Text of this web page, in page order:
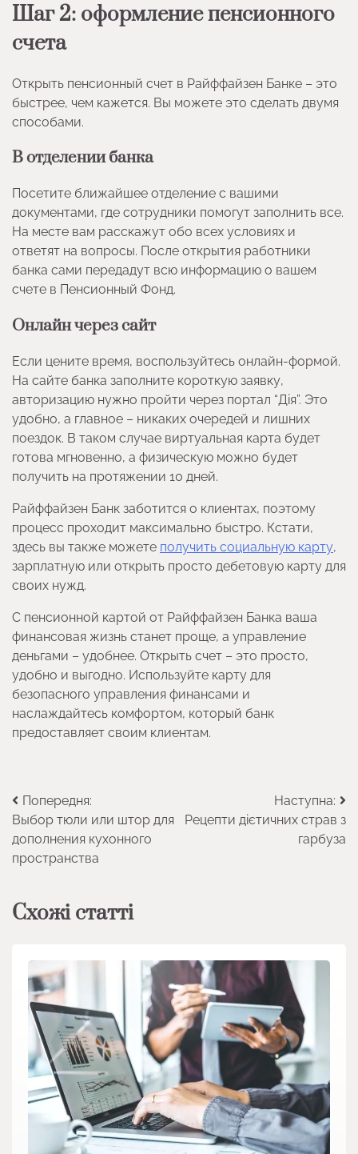
Шаг 2: оформление пенсионного
счета
Открыть пенсионный счет в Райффайзен Банке – это
быстрее, чем кажется. Вы можете это сделать двумя
способами.
В отделении банка
Посетите ближайшее отделение с вашими
документами, где сотрудники помогут заполнить все.
На месте вам расскажут обо всех условиях и
ответят на вопросы. После открытия работники
банка сами передадут всю информацию о вашем
счете в Пенсионный Фонд.
Онлайн через сайт
Если цените время, воспользуйтесь онлайн-формой.
На сайте банка заполните короткую заявку,
авторизацию нужно пройти через портал “Дія”. Это
удобно, а главное – никаких очередей и лишних
поездок. В таком случае виртуальная карта будет
готова мгновенно, а физическую можно будет
получить на протяжении 10 дней.
Райффайзен Банк заботится о клиентах, поэтому
процесс проходит максимально быстро. Кстати,
здесь вы также можете получить социальную карту,
зарплатную или открыть просто дебетовую карту для
своих нужд.
С пенсионной картой от Райффайзен Банка ваша
финансовая жизнь станет проще, а управление
деньгами – удобнее. Открыть счет – это просто,
удобно и выгодно. Используйте карту для
безопасного управления финансами и
наслаждайтесь комфортом, который банк
предоставляет своим клиентам.
Навігація
записів
Попередня:
Выбор тюли или штор для
дополнения кухонного
пространства
Наступна:
Рецепти дієтичних страв з
гарбуза
Схожі статті